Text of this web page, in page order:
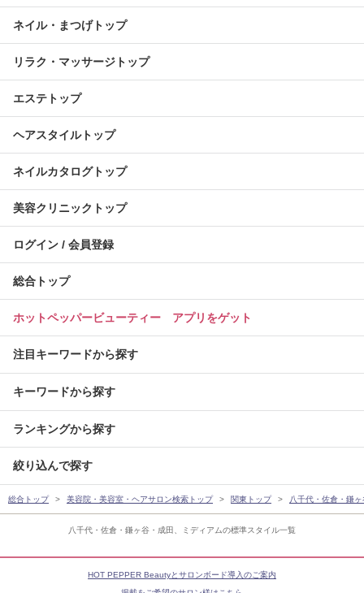
八千代・佐倉・鎌ヶ谷・成田、ミディアムの標準スタイル一覧
ネイル・まつげトップ
リラク・マッサージトップ
エステトップ
ヘアスタイルトップ
ネイルカタログトップ
美容クリニックトップ
ログイン / 会員登録
総合トップ
ホットペッパービューティー アプリをゲット
注目キーワードから探す
キーワードから探す
ランキングから探す
絞り込んで探す
総合トップ 美容院・美容室・ヘアサロン検索トップ 関東トップ 八千代・佐倉・鎌
HOT PEPPER Beautyとサロンボード導入のご案内